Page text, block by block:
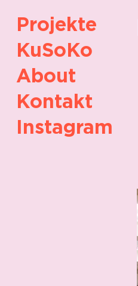
Projekte
KuSoKo
About
Kontakt
Instagram